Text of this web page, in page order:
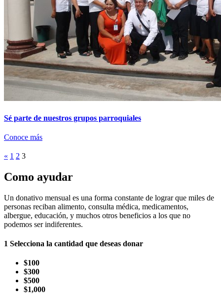
Sé parte de nuestros grupos parroquiales
Conoce más
« 1 2 3
Como ayudar
Un donativo mensual es una forma constante de lograr que miles de
personas reciban alimento, consulta médica, medicamentos,
albergue, educación, y muchos otros beneficios a los que no
podemos ser indiferentes.
1 Selecciona la cantidad que deseas donar
$100
$300
$500
$1,000